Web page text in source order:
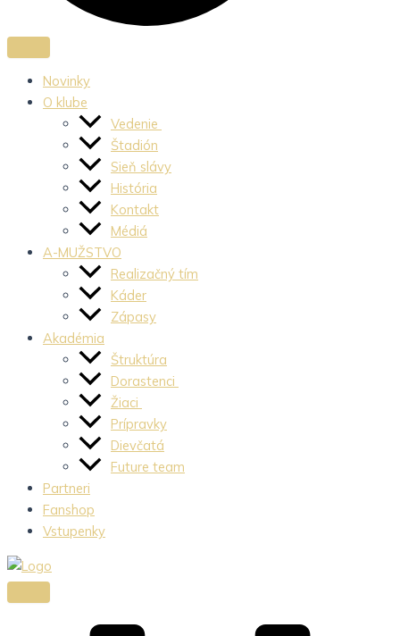
Novinky
O klube
Vedenie
Štadión
Sieň slávy
História
Kontakt
Médiá
A-MUŽSTVO
Realizačný tím
Káder
Zápasy
Akadémia
Štruktúra
Dorastenci
Žiaci
Prípravky
Dievčatá
Future team
Partneri
Fanshop
Vstupenky